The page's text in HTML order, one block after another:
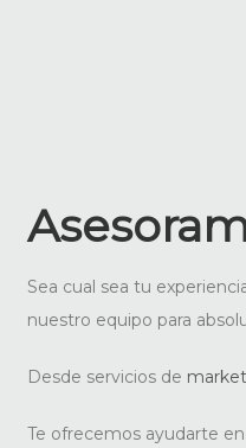
Sea cual sea tu
nuestro equipo para
Desde servicios de
Te ofrecemos ayudarte